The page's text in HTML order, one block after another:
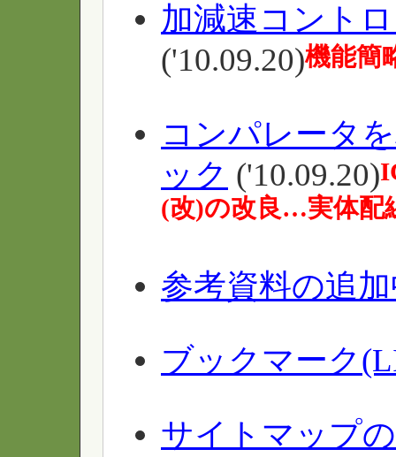
加減速コント
('10.09.20)機能簡
コンパレータ
ック ('10.09.20)
(改)の改良…実体配
参考資料の追
ブックマーク
サイトマップ